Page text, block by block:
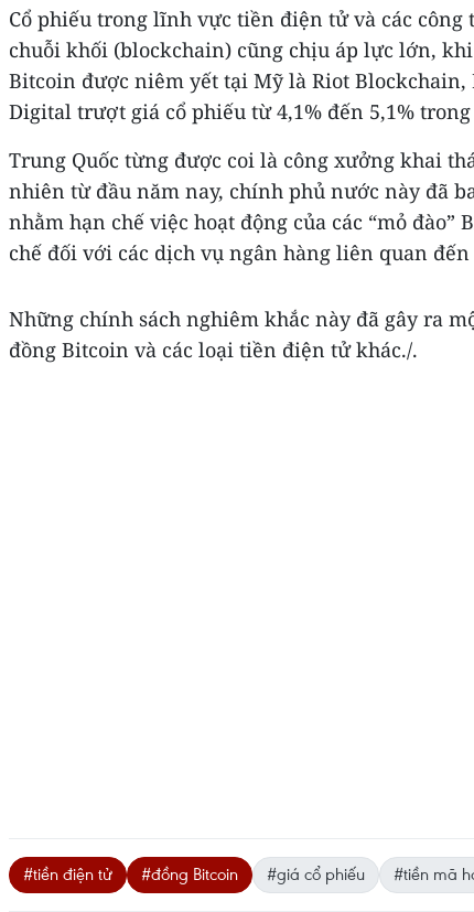
Cổ phiếu trong lĩnh vực tiền điện tử và các công
chuỗi khối (blockchain) cũng chịu áp lực lớn,
Bitcoin được niêm yết tại Mỹ là Riot
Digital trượt giá cổ phiếu từ 4,1% đến 5,1%
Trung Quốc từng được coi là công xưởng khai
nhiên từ đầu năm nay, chính phủ nước này đã
nhằm hạn chế việc hoạt động của các “mỏ đào”
chế đối với các dịch vụ ngân hàng liên quan
Những chính sách nghiêm khắc này đã gây ra
đồng Bitcoin và các loại tiền điện tử khác./.
#tiền điện tử #đồng Bitcoin #giá cổ phiếu #tiền mã